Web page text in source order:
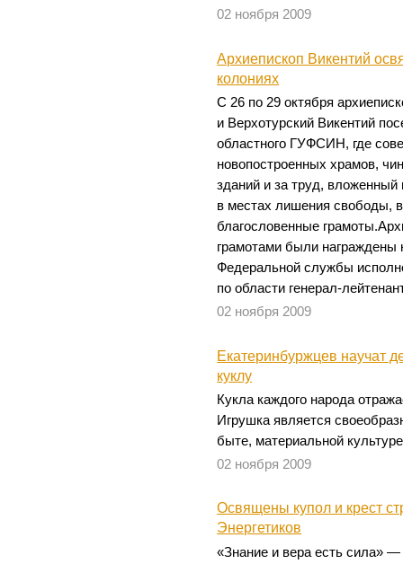
02 ноября 2009
Архиепископ Викентий
колониях
С 26 по 29 октября
и Верхотурский Викентий
областного ГУФСИН, где
новопостроенных храмов,
зданий и за труд, вложенный
в местах лишения свободы,
благословенные
грамотами были награждены
Федеральной службы
по области генерал-
02 ноября 2009
Екатеринбуржцев научат
куклу
Кукла каждого народа
Игрушка является
быте, материальной
02 ноября 2009
Освящены купол и крест
Энергетиков
«Знание и вера есть сила»